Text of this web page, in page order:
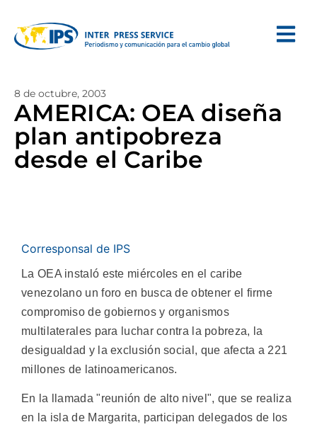
8 de octubre, 2003
AMERICA: OEA diseña
plan antipobreza
desde el Caribe
Corresponsal de IPS
La OEA instaló este miércoles en el caribe
venezolano un foro en busca de obtener el firme
compromiso de gobiernos y organismos
multilaterales para luchar contra la pobreza, la
desigualdad y la exclusión social, que afecta a 221
millones de latinoamericanos.
En la llamada "reunión de alto nivel", que se realiza
en la isla de Margarita, participan delegados de los